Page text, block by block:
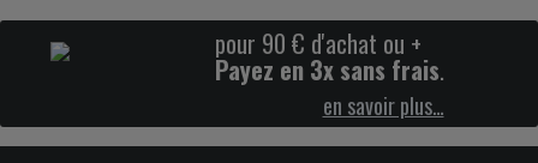
pour 90 € d'achat ou +
Payez en 3x sans frais.
en savoir plus…